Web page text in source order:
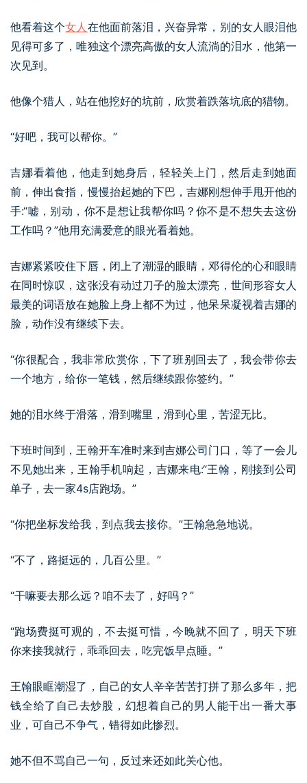
他看着这个女人 在他面前落泪，兴奋异常，别的女人眼泪他
见得可多了，唯独这个漂亮高傲的女人流淌的泪水，他第一
次见到。
他像个猎人，站在他挖好的坑前，欣赏着跌落坑底的猎物。
“好吧，我可以帮你。”
吉娜看着他，他走到她身后，轻轻关上门，然后走到她面
前，伸出食指，慢慢抬起她的下巴，吉娜刚想伸手甩开他的
手:“嘘，别动，你不是想让我帮你吗？你不是不想失去这份
工作吗？”他用充满爱意的眼光看着她。
吉娜紧紧咬住下唇，闭上了潮湿的眼睛，邓得伦的心和眼睛
在同时惊叹，这张没有动过刀子的脸太漂亮，世间形容女人
最美的词语放在她脸上身上都不为过，他呆呆凝视着吉娜的
脸，动作没有继续下去。
“你很配合，我非常欣赏你，下了班别回去了，我会带你去
一个地方，给你一笔钱，然后继续跟你签约。”
她的泪水终于滑落，滑到嘴里，滑到心里，苦涩无比。
下班时间到，王翰开车准时来到吉娜公司门口，等了一会儿
不见她出来，王翰手机响起，吉娜来电:“王翰，刚接到公司
单子，去一家4s店跑场。”
“你把坐标发给我，到点我去接你。”王翰急急地说。
“不了，路挺远的，几百公里。”
“干嘛要去那么远？咱不去了，好吗？”
“跑场费挺可观的，不去挺可惜，今晚就不回了，明天下班
你来接我就行，乖乖回去，吃完饭早点睡。”
王翰眼眶潮湿了，自己的女人辛辛苦苦打拼了那么多年，把
钱全给了自己去炒股，幻想着自己的男人能干出一番大事
业，可自己不争气，错得如此惨烈。
她不但不骂自己一句，反过来还如此关心他。